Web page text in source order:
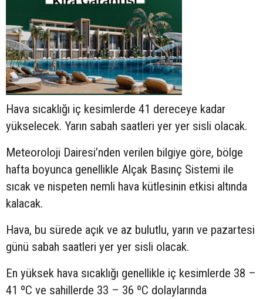
Hava sıcaklığı iç kesimlerde 41 dereceye kadar
yükselecek. Yarın sabah saatleri yer yer sisli olacak.
Meteoroloji Dairesi’nden verilen bilgiye göre, bölge
hafta boyunca genellikle Alçak Basınç Sistemi ile
sıcak ve nispeten nemli hava kütlesinin etkisi altında
kalacak.
Hava, bu sürede açık ve az bulutlu, yarın ve pazartesi
günü sabah saatleri yer yer sisli olacak.
En yüksek hava sıcaklığı genellikle iç kesimlerde 38 –
41 ºC ve sahillerde 33 – 36 ºC dolaylarında